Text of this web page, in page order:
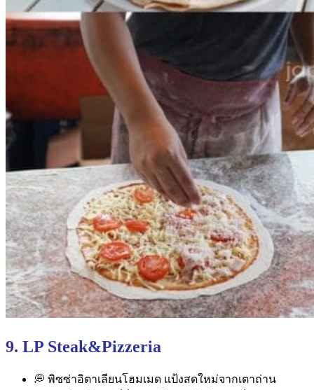
9. LP Steak&Pizzeria
💭 พิซซ่าอิตาเลียนโฮมเมด แป้งสดใหม่จากเตาถ่าน